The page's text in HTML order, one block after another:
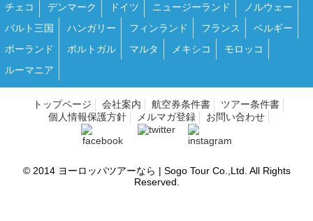
チェコ
デンマーク ドイツ ニュージーランド
ノルウェー
バルト三国
ハンガリー フィンランド フランス
ベルギー
ポーランド
ポルトガル マルタ メキシコ
モロッコ
ルーマニア
トップページ 会社案内 航空券条件書
ツアー条件書
個人情報保護方針
メルマガ登録 お問い合わせ
© 2014 ヨーロッパツアーなら | Sogo TourCo.,Ltd. All Rights
Reserved.